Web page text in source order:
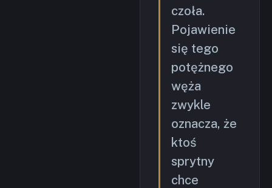
czoła.
Pojawienie
się tego
potężnego
węża
zwykle
oznacza, że
ktoś
sprytny
chce